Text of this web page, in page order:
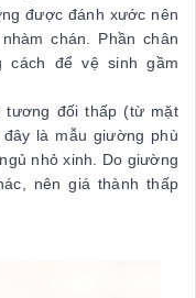
được đánh xước nên
chán. Phần chân
cách để vệ sinh gầm
tương đối thấp (từ mặt
là mẫu giường phù
nhỏ xinh. Do giường
nên giá thành thấp